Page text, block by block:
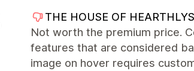
THE HOUSE OF HEARTHLYS
Not worth the premium price.
features that are considered
image on hover requires